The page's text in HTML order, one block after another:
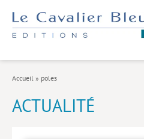
Accueil » poles
ACTUALITÉ